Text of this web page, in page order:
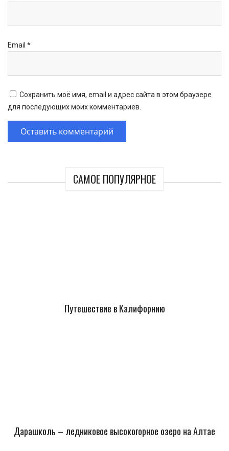
САМОЕ ПОПУЛЯРНОЕ
Путешествие в Калифорнию
Дарашколь – ледниковое высокогорное озеро на Алтае
Email *
Сохранить моё имя, email и адрес сайта в этом браузере
для последующих моих комментариев.